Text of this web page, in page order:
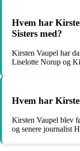
Hvem har
Sisters med?
Kirsten Vaupel har
Liselotte Norup og
Hvem har
Kirsten Vaupel blev
og senere journalist